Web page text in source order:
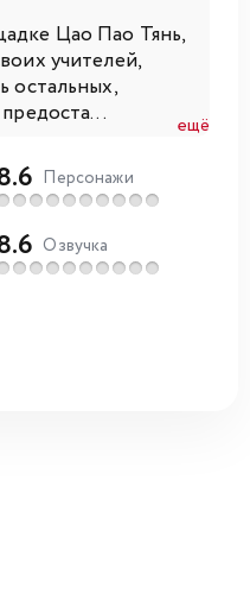
Цао Пао Тянь,
учителей,
остальных,
ещё
Персонажи
Озвучка